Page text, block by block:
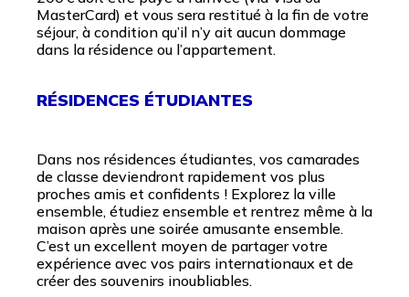
MasterCard) et vous sera restitué à la fin de votre
séjour, à condition qu’il n’y ait aucun dommage
dans la résidence ou l’appartement.
RÉSIDENCES ÉTUDIANTES
Dans nos résidences étudiantes, vos camarades
de classe deviendront rapidement vos plus
proches amis et confidents ! Explorez la ville
ensemble, étudiez ensemble et rentrez même à la
maison après une soirée amusante ensemble.
C’est un excellent moyen de partager votre
expérience avec vos pairs internationaux et de
créer des souvenirs inoubliables.